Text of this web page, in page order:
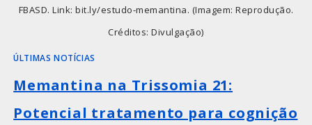
FBASD. Link: bit.ly/estudo-memantina. (Imagem: Reprodução.
Créditos: Divulgação)
ÚLTIMAS NOTÍCIAS
Memantina na Trissomia 21:
Potencial tratamento para cognição